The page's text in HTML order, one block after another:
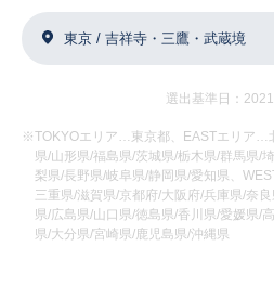
東京 / 吉祥寺・三鷹・武蔵境
選出基準日：
※TOKYOエリア…東京都、EASTエリア…
県/山形県/福島県/茨城県/栃木県/群馬県/
梨県/長野県/岐阜県/静岡県/愛知県、
三重県/滋賀県/京都府/大阪府/兵庫県/奈
県/広島県/山口県/徳島県/香川県/愛媛県/
県/大分県/宮崎県/鹿児島県/沖縄県